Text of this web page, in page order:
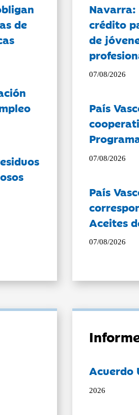
de
crédito
de
07/08/2026
País
07/08/2026
País
Aceites
07/08/2026
Acuerdo
2026